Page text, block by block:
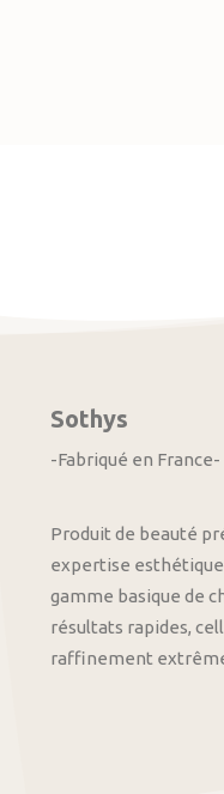
Sothys
-Fabriqué en France-
Produit de beauté
expertise
gamme basique de
résultats rapides,
raffinement